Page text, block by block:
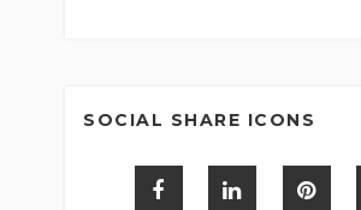
SOCIAL SHARE ICONS